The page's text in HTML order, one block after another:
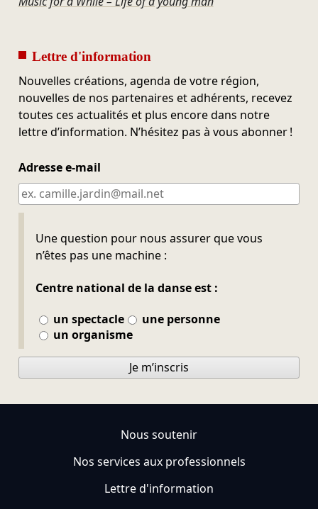
Lettre d'information
Nouvelles créations, agenda de votre région,
nouvelles de nos partenaires et adhérents, recevez
toutes ces actualités et plus encore dans notre
lettre d’information. N’hésitez pas à vous abonner !
Adresse e-mail
Une question pour nous assurer que vous
n’êtes pas une machine :
Centre national de la danse est :
un spectacle
une personne
un organisme
Ne pas remplir
Je m’inscris
Nous soutenir
Nos services aux professionnels
Lettre d'information